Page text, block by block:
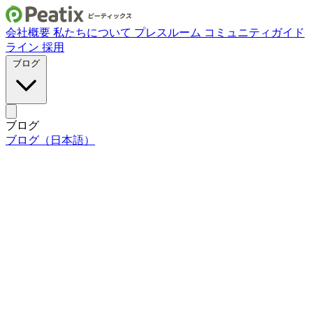
会社概要 私たちについて プレスルーム コミュニティガイド
ライン 採用
ブログ
ブログ（日本語）